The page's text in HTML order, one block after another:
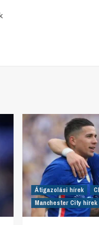
Átigazolási hírek
Manchester City hírek